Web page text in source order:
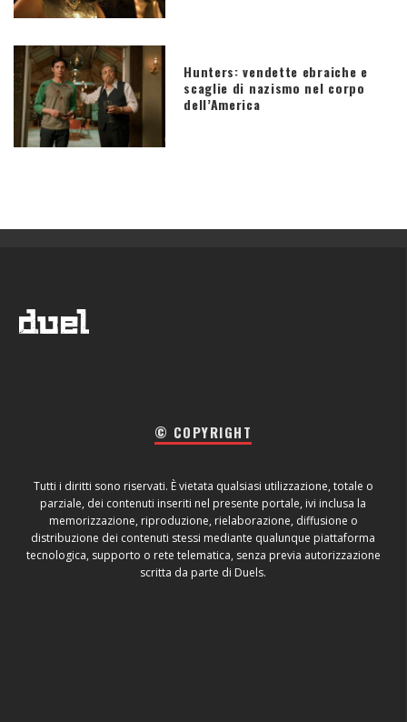
Hunters: vendette ebraiche e
scaglie di nazismo nel corpo
dell’America
© COPYRIGHT
Tutti i diritti sono riservati. È vietata qualsiasi utilizzazione, totale o
parziale, dei contenuti inseriti nel presente portale, ivi inclusa la
memorizzazione, riproduzione, rielaborazione, diffusione o
distribuzione dei contenuti stessi mediante qualunque piattaforma
tecnologica, supporto o rete telematica, senza previa autorizzazione
scritta da parte di Duels.